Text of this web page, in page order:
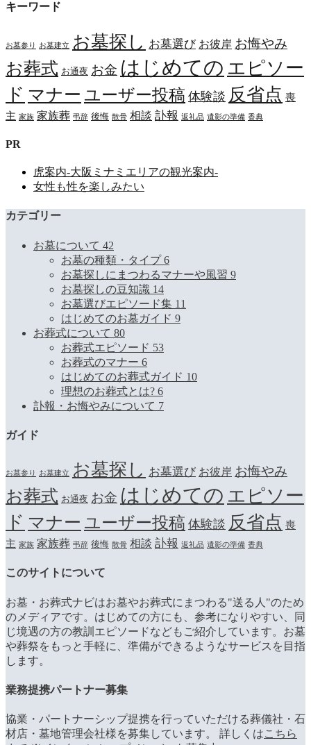
キーワード
お墓参り お墓建立 お墓探し お墓選び お彼岸 お悔やみ
お葬式 お通夜 お金 はじめての エピソー
ド マナー ユーザー投稿 体験談 反省点 喪
主 家族 家族葬 弔辞 後悔 散骨 相談 訃報 返礼品 遺影の準備 香典
PR
虎案内-大阪ミナミエリアの観光案内-
女性も性を楽しみたい
カテゴリー
お墓について 42
お墓の種類・タイプ6
お墓探しにまつわるマナーや風習 9
お墓探しの豆知識 14
お墓選びエピソード集 11
はじめてのお墓ガイド 9
お葬式について 80
お葬式エピソード 53
お葬式のマナー 6
はじめてのお葬式ガイド 10
理想のお葬式とは? 6
訃報・お悔やみについて 7
ガイド
お墓参り お墓建立 お墓探し お墓選び お彼岸 お悔やみ
お葬式 お通夜 お金 はじめての エピソー
ド マナー ユーザー投稿 体験談 反省点 喪
主 家族 家族葬 弔辞 後悔 散骨 相談 訃報 返礼品 遺影の準備 香典
このサイトについて
お墓・お葬式ナビはお墓やお葬式にまつわる"送る人"のため
のメディアです。はじめての方にも、参考になりやすい、同
じ境遇の方の教訓エピソードなどもご紹介しています。お墓
や葬祭をもっと手軽に、準備ができるようなサービスを目指
します。
業務提携パートナー募集
協業・パートナーシップ提携を行っていただける葬儀社・石
材店・墓地管理会社様を募集しています。 詳しくはこちら